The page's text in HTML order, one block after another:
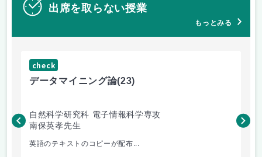
出席を取らない授業
もっとみる
check
データマイニング論(23)
自然科学研究科 電子情報科学専攻
南保英孝先生
英語のテキストのコピーが配布...
渡